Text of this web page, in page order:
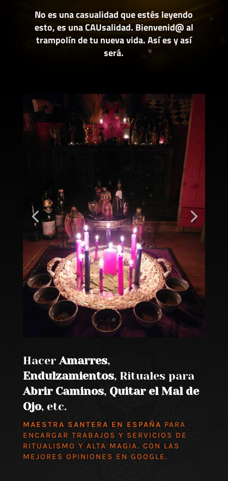
No es una casualidad que estés leyendo
esto, es una CAUsalidad. Bienvenid@ al
trampolín de tu nueva vida. Así es y así
será.
Hacer Amarres,
Endulzamientos, Rituales para
Abrir Caminos, Quitar el Mal de
Ojo, etc.
MAESTRA SANTERA EN ESPAÑA PARA
ENCARGAR TRABAJOS Y SERVICIOS DE
RITUALISMO Y ALTA MAGIA. CON LAS
MEJORES OPINIONES EN GOOGLE.